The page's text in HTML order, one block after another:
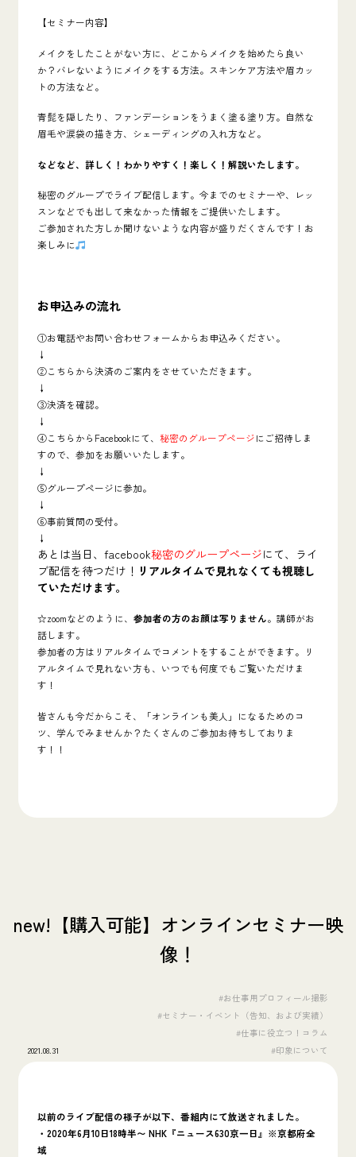
【セミナー内容】
メイクをしたことがない方に、どこからメイクを始めたら良い
か？バレないようにメイクをする方法。スキンケア方法や眉カッ
トの方法など。
青髭を隠したり、ファンデーションをうまく塗る塗り方。自然な
眉毛や涙袋の描き方、シェーディングの入れ方など。
などなど、詳しく！わかりやすく！楽しく！解説いたします。
秘密のグループでライブ配信します。今までのセミナーや、レッ
スンなどでも出して来なかった情報をご提供いたします。
ご参加された方しか聞けないような内容が盛りだくさんです！お
楽しみに
お申込みの流れ
①お電話やお問い合わせフォームからお申込みください。
↓
②こちらから決済のご案内をさせていただきます。
↓
③決済を確認。
↓
④こちらからFacebookにて、 秘密のグループページにご招待しま
すので、参加をお願いいたします。
↓
⑤グループページに参加。
↓
⑥事前質問の受付。
↓
あとは当日、facebook秘密のグループページにて、ライ
ブ配信を待つだけ！ リアルタイムで見れなくても視聴し
ていただけます。
☆zoomなどのように、 参加者の方のお顔は写りません。講師がお
話します。
参加者の方はリアルタイムでコメントをすることができます。リ
アルタイムで見れない方も、いつでも何度でもご覧いただけま
す！
皆さんも今だからこそ、「オンラインも美人」になるためのコ
ツ、学んでみませんか？たくさんのご参加お待ちしておりま
す！！
new!【購入可能】オンラインセミナー映
像！
2021.08.31
#お仕事用プロフィール撮影
#セミナー・イベント（告知、および実績）
#仕事に役立つ！コラム
#印象について
以前のライブ配信の様子が以下、番組内にて放送されました。
・2020年6月10日18時半〜 NHK『ニュース630京一日』※京都府全
域